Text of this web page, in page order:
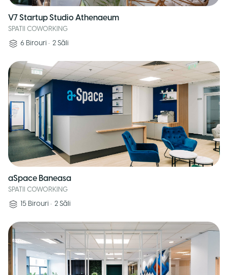
V7 Startup Studio Athenaeum
SPATII COWORKING
6 Birouri • 2 Săli
aSpace Baneasa
SPATII COWORKING
15 Birouri • 2 Săli